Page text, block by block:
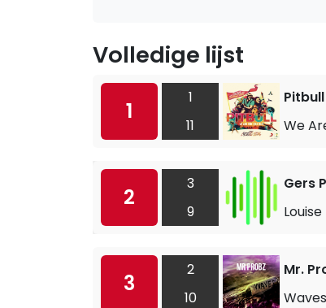
Volledige lijst
1
1
11
We
2
3
9
Gers
Louise
3
2
10
Mr.
Waves